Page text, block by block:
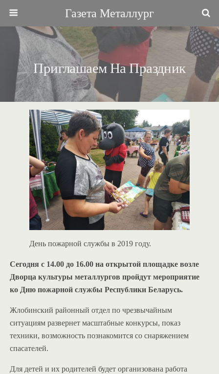
Газета Металлург
Приглашаем На Праздник
День пожарной службы в 2019 году.
Сегодня с 14.00 до 16.00 на открытой площадке возле
Дворца культуры металлургов пройдут мероприятие
ко Дню пожарной службы Республики Беларусь.
Жлобинский районный отдел по чрезвычайным
ситуациям развернет масштабные конкурсы, показ
техники, возможность познакомится со снаряжением
спасателей.
Для детей и их родителей будет организована работа